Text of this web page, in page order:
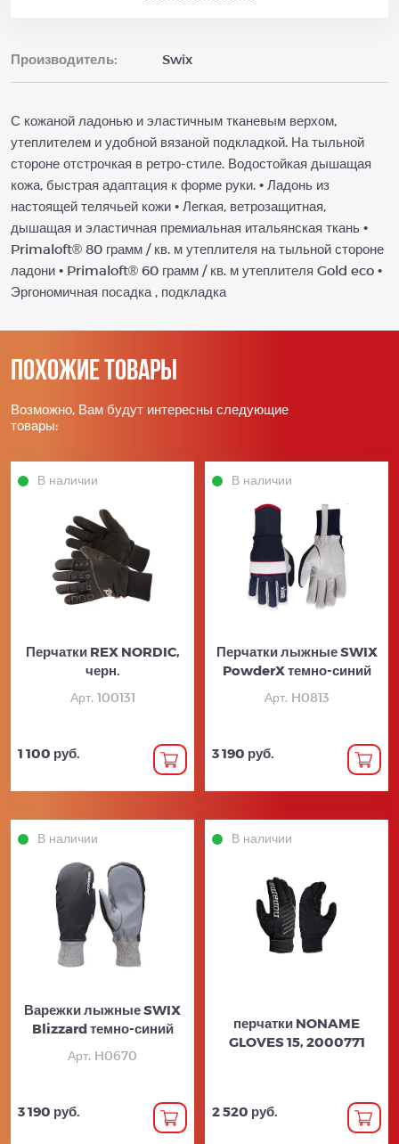
Производитель: Swix
С кожаной ладонью и эластичным тканевым верхом,
утеплителем и удобной вязаной подкладкой. На тыльной
стороне отстрочкая в ретро-стиле. Водостойкая дышащая
кожа, быстрая адаптация к форме руки. • Ладонь из
настоящей телячьей кожи • Легкая, ветрозащитная,
дышащая и эластичная премиальная итальянская ткань •
Primaloft® 80 грамм / кв. м утеплителя на тыльной стороне
ладони • Primaloft® 60 грамм / кв. м утеплителя Gold eco •
Эргономичная посадка , подкладка
Похожие товары
Возможно, Вам будут интересны следующие
товары:
В наличии
Перчатки REX NORDIC,
черн.
Арт. 100131
1 100 руб.
В наличии
Перчатки лыжные SWIX
PowderX темно-синий
Арт. H0813
3 190 руб.
В наличии
Варежки лыжные SWIX
Blizzard темно-синий
Арт. H0670
3 190 руб.
В наличии
перчатки NONAME
GLOVES 15, 2000771
2 520 руб.